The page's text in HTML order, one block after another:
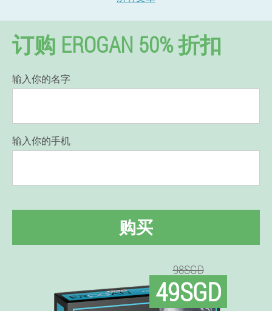
订购 EROGAN 50% 折扣
输入你的名字
输入你的手机
购买
98SGD
49SGD